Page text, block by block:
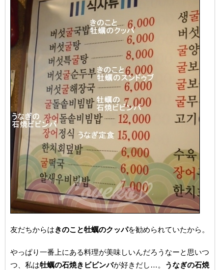
友だちからはきのこと牡蠣のクッパを勧められていたから。
やっぱり一番上にある料理が美味しいんだろうなーと思いつ
つ、私は牡蠣の石焼きビビンバが好きだし…。
うなぎの石焼